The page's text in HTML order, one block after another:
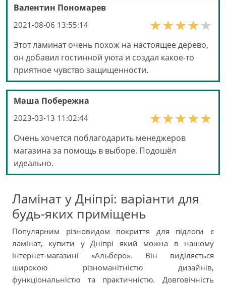
Валентин Пономарев
2021-08-06 13:55:14
Этот ламинат очень похож на настоящее дерево,
он добавил гостинной уюта и создал какое-то
приятное чувство защищенности.
Маша Побережна
2023-03-13 11:02:44
Очень хочется поблагодарить менеджеров
магазина за помощь в выборе. Подошёл
идеально.
Ламінат у Дніпрі: варіанти для
будь-яких приміщень
Популярним різновидом покриття для підлоги є
ламінат, купити у Дніпрі який можна в нашому
інтернет-магазині «Альберо». Він виділяється
широкою різноманітністю дизайнів,
функціональністю та практичністю. Довговічність